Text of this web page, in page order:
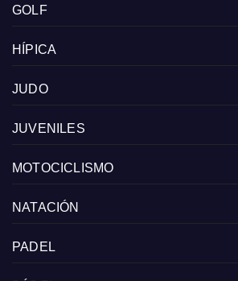
GOLF
HÍPICA
JUDO
JUVENILES
MOTOCICLISMO
NATACIÓN
PADEL